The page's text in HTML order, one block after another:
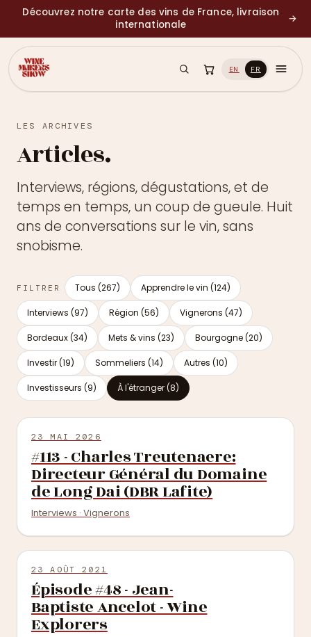
Découvrez notre carte des vins de France, livraison
internationale
→
EN FR
LES ARCHIVES
Articles.
Interviews, régions, dégustations, et de
temps en temps, un coup de gueule. Huit
ans de conversations sur le vin, sans
snobisme.
FILTRER Tous (267) Apprendre le vin (124)
Interviews (97) Région (56) Vignerons (47)
Bordeaux (34) Mets & vins (23) Bourgogne (20)
Investir (19) Sommeliers (14) Autres (10)
Investisseurs (9) À l'étranger (8)
23 MAI 2026
#113 - Charles Treutenaere:
Directeur Général du Domaine
de Long Dai (DBR Lafite)
Interviews · Vignerons
23 AOÛT 2021
Épisode #48 - Jean-
Baptiste Ancelot - Wine
Explorers